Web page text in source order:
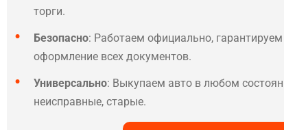
торги.
Безопасно: Работаем официально,
оформление всех документов.
Универсально: Выкупаем авто в любом
неисправные, старые.